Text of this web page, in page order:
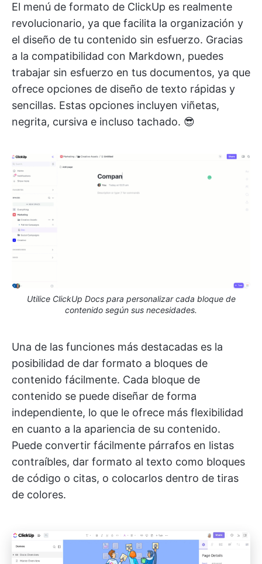
El menú de formato de ClickUp es realmente
revolucionario, ya que facilita la organización y
el diseño de tu contenido sin esfuerzo. Gracias
a la compatibilidad con Markdown, puedes
trabajar sin esfuerzo en tus documentos, ya que
ofrece opciones de diseño de texto rápidas y
sencillas. Estas opciones incluyen viñetas,
negrita, cursiva e incluso tachado. 😎
Utilice ClickUp Docs para personalizar cada bloque de
contenido según sus necesidades.
Una de las funciones más destacadas es la
posibilidad de dar formato a bloques de
contenido fácilmente. Cada bloque de
contenido se puede diseñar de forma
independiente, lo que le ofrece más flexibilidad
en cuanto a la apariencia de su contenido.
Puede convertir fácilmente párrafos en listas
contraíbles, dar formato al texto como bloques
de código o citas, o colocarlos dentro de tiras
de colores.